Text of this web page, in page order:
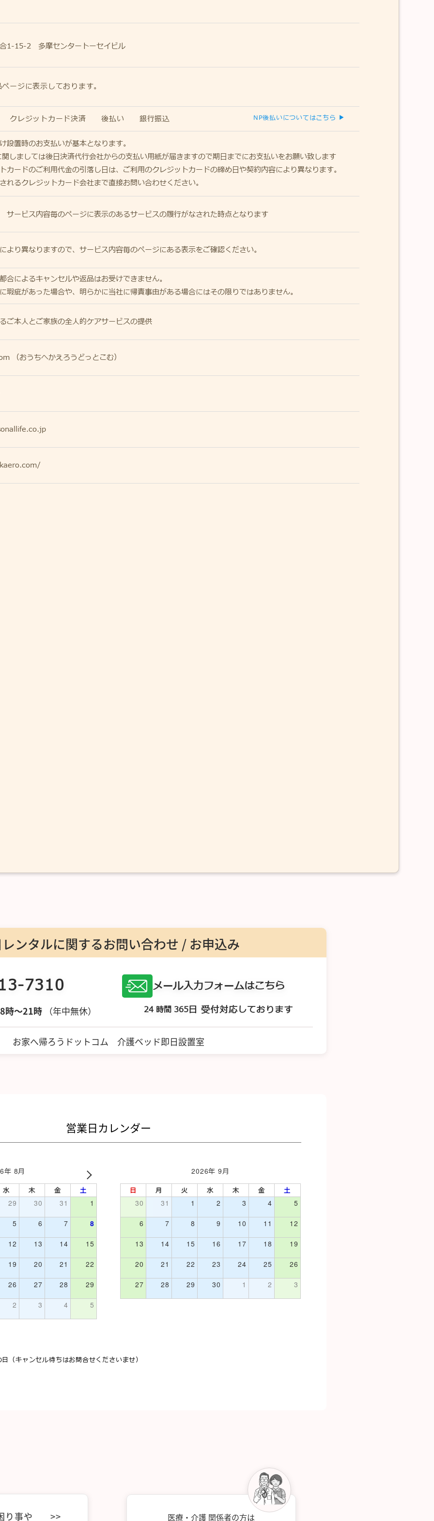
合1-15-2 多摩センタートーセイビル
ージに表示しております。
クレジットカード決済 後払い 銀行振込 NP後払いについてはこちら ▶
設置時のお支払いが基本となります。
しましては後日決済代行会社からの支払い用紙が届きますので期日までにお支払いをお願い致します
カードのご利用代金の引落し日は、ご利用のクレジットカードの締め日や契約内容により異なります。
れるクレジットカード会社まで直接お問い合わせください。
ービス内容毎のページに表示のあるサービスの履行がなされた時点となります
より異なりますので、サービス内容毎のページにある表示をご確認ください。
合によるキャンセルや返品はお受けできません。
瑕疵があった場合や、明らかに当社に帰責事由がある場合にはその限りではありません。
ご本人とご家族の全人的ケアサービスの提供
（おうちへかえろうどっとこむ）
ンタルに関するお問い合わせ / お申込み
7310
時〜21時 （年中無休）
メール入力フォームはこちら
24 時間 365日 受付対応しております
お家へ帰ろうドットコム 介護ベッド即日設置室
営業日カレンダー
年 8月
水 木 金 土
29 30 31 1
5 6 7 8
12 13 14 15
19 20 21 22
26 27 28 29
2 3 4 5
2026年 9月
日 月 火 水 木 金 土
30 31 1 2 3 4 5
6 7 8 9 10 11 12
13 14 15 16 17 18 19
20 21 22 23 24 25 26
27 28 29 30 1 2 3
（キャンセル待ちはお問合せくださいませ）
り事や >> 医療・介護 関係者の方は